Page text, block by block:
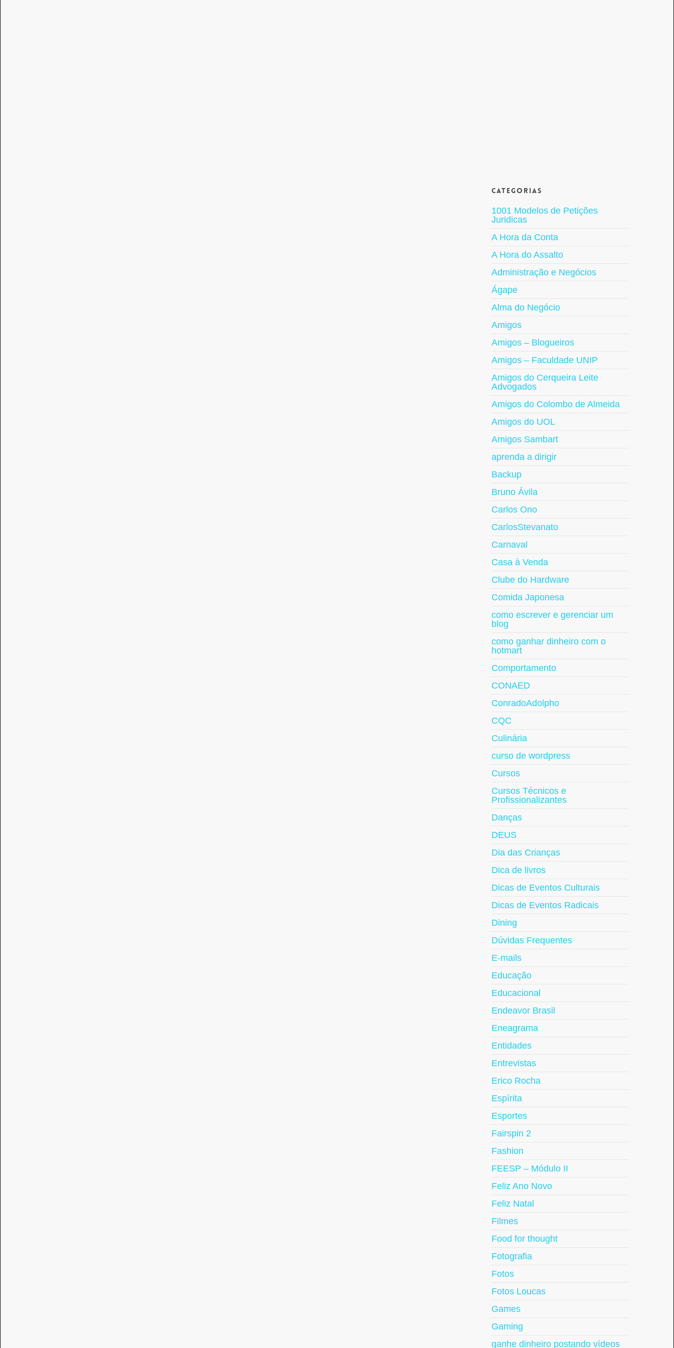
Categorias
1001 Modelos de Petições
Juridicas
A Hora da Conta
A Hora do Assalto
Administração e Negócios
Ágape
Alma do Negócio
Amigos
Amigos – Blogueiros
Amigos – Faculdade UNIP
Amigos do Cerqueira Leite
Advogados
Amigos do Colombo de Almeida
Amigos do UOL
Amigos Sambart
aprenda a dirigir
Backup
Bruno Ávila
Carlos Ono
CarlosStevanato
Carnaval
Casa à Venda
Clube do Hardware
Comida Japonesa
como escrever e gerenciar um
blog
como ganhar dinheiro com o
hotmart
Comportamento
CONAED
ConradoAdolpho
CQC
Culinária
curso de wordpress
Cursos
Cursos Técnicos e
Profissionalizantes
Danças
DEUS
Dia das Crianças
Dica de livros
Dicas de Eventos Culturais
Dicas de Eventos Radicais
Dining
Dúvidas Frequentes
E-mails
Educação
Educacional
Endeavor Brasil
Eneagrama
Entidades
Entrevistas
Erico Rocha
Espírita
Esportes
Fairspin 2
Fashion
FEESP – Módulo II
Feliz Ano Novo
Feliz Natal
Filmes
Food for thought
Fotografia
Fotos
Fotos Loucas
Games
Gaming
ganhe dinheiro postando vídeos